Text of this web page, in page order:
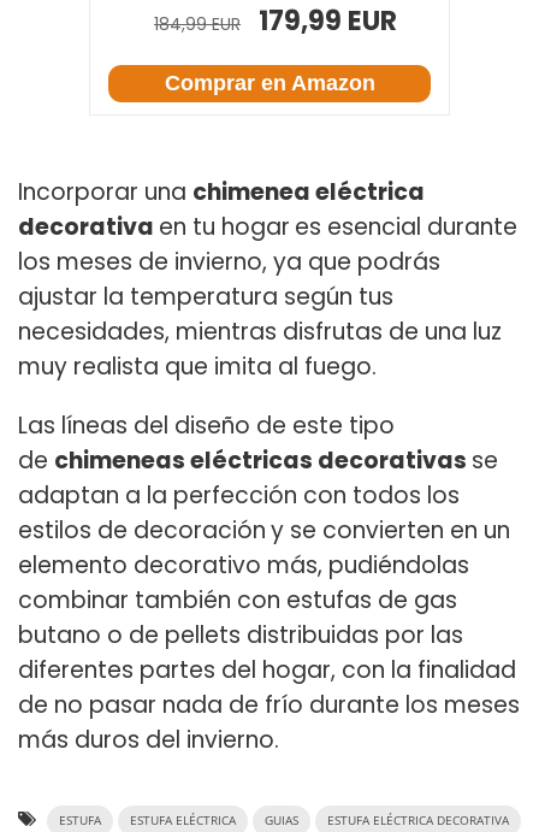
184,99 EUR 179,99 EUR
Comprar en Amazon
Incorporar una chimenea eléctrica
decorativa en tu hogar es esencial durante
los meses de invierno, ya que podrás
ajustar la temperatura según tus
necesidades, mientras disfrutas de una luz
muy realista que imita al fuego.
Las líneas del diseño de este tipo
de chimeneas eléctricas decorativas se
adaptan a la perfección con todos los
estilos de decoracióny se convierten en un
elemento decorativo más, pudiéndolas
combinar también con estufas de gas
butano o de pellets distribuidas por las
diferentes partes del hogar, con la finalidad
de no pasar nada de frío durante los meses
más duros del invierno.
ESTUFA ESTUFA ELÉCTRICA GUIAS ESTUFA ELÉCTRICA DECORATIVA